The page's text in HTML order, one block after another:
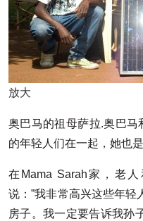
放大
奥巴马的祖母萨拉.奥巴马
的年轻人们在一起，她也
在Mama Sarah家，老
说：”我非常高兴这些年轻
房子。我一定要告诉我孙